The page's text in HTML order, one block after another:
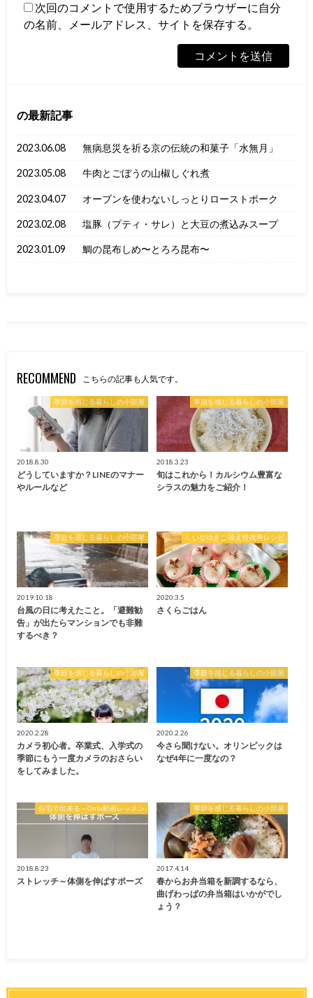
次回のコメントで使用するためブラウザーに自分
の名前、メールアドレス、サイトを保存する。
の最新記事
2023.06.08 無病息災を祈る京の伝統の和菓子「水無月」
2023.05.08 牛肉とごぼうの山椒しぐれ煮
2023.04.07 オーブンを使わないしっとりローストポーク
2023.02.08 塩豚（プティ・サレ）と大豆の煮込みスープ
2023.01.09 鯛の昆布しめ〜とろろ昆布〜
RECOMMEND こちらの記事も人気です。
季節を感じる暮らしの小部屋
2018.8.30
どうしていますか？LINEのマナー
やルールなど
季節を感じる暮らしの小部屋
2018.3.23
旬はこれから！カルシウム豊富な
シラスの魅力をご紹介！
季節を感じる暮らしの小部屋
2019.10.18
台風の日に考えたこと。「避難勧
告」が出たらマンションでも非難
するべき？
しいなゆきこ 冷え性改善レシピ
2020.3.5
さくらごはん
季節を感じる暮らしの小部屋
2020.2.28
カメラ初心者。卒業式、入学式の
季節にもう一度カメラのおさらい
をしてみました。
季節を感じる暮らしの小部屋
2020.2.26
今さら聞けない。オリンピックは
なぜ4年に一度なの？
自宅で出来る～Onbi動画レッスン
2018.8.23
ストレッチ～体側を伸ばすポーズ
季節を感じる暮らしの小部屋
2017.4.14
春からお弁当箱を新調するなら、
曲げわっぱの弁当箱はいかがでし
ょう？